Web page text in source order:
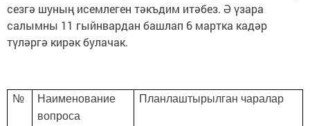
сезгә шуның исемлеген тәкъдим итәбез. Ә үзара
салымны 11 гыйнвардан башлап 6 мартка кадәр
түләргә кирәк булачак.
№
Наименование
вопроса
Планлаштырылган чаралар